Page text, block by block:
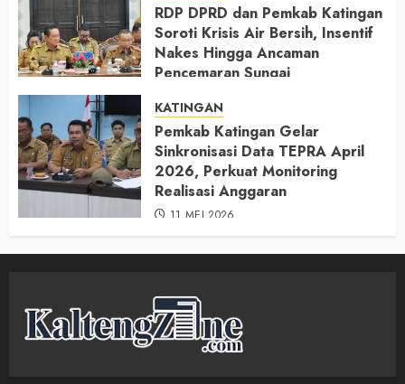
RDP DPRD dan Pemkab Katingan
Soroti Krisis Air Bersih, Insentif
Nakes Hingga Ancaman
Pencemaran Sungai
KATINGAN
Pemkab Katingan Gelar
Sinkronisasi Data TEPRA April
2026, Perkuat Monitoring
Realisasi Anggaran
11 MEI 2026